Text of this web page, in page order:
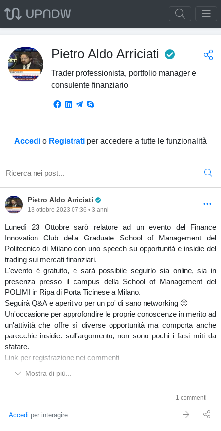
Pietro Aldo Arriciati Pro
Trader professionista, portfolio manager e
consulente finanziario
Accedi o Registrati per accedere a tutte le funzionalità
Pietro Aldo Arriciati
13 ottobre 2023 07:36 • 3 anni
Lunedì 23 Ottobre sarò relatore ad un evento del Finance
Innovation Club della Graduate School of Management del
Politecnico di Milano con uno speech su opportunità e insidie del
trading sui mercati finanziari.
L'evento è gratuito, e sarà possibile seguirlo sia online, sia in
presenza presso il campus della School of Management del
POLIMI in Ripa di Porta Ticinese a Milano.
Seguirà Q&A e aperitivo per un po' di sano networking 🙂
Un'occasione per approfondire le proprie conoscenze in merito ad
un'attività che offre sì diverse opportunità ma comporta anche
parecchie insidie: sull'argomento, non sono pochi i falsi miti da
sfatare.
Link per registrazione nei commenti
Mostra di più...
1 commenti
Accedi per interagire